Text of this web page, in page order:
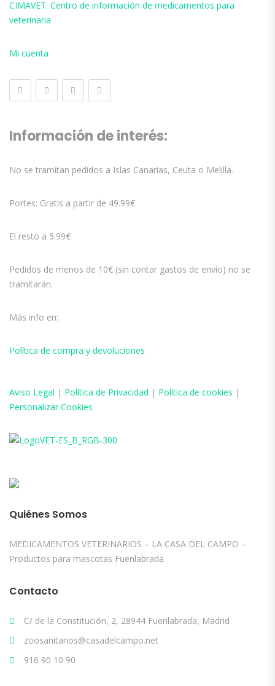
CIMAVET: Centro de información de medicamentos para
veterinaria
Mi cuenta
Información de interés:
No se tramitan pedidos a Islas Canarias, Ceuta o Melilla.
Portes: Gratis a partir de 49.99€
El resto a 5.99€
Pedidos de menos de 10€ (sin contar gastos de envío) no se
tramitarán.
Más info en:
Política de compra y devoluciones
Aviso Legal | Política de Privacidad | Política de cookies |
Personalizar Cookies
Quiénes Somos
MEDICAMENTOS VETERINARIOS – LA CASA DEL CAMPO –
Productos para mascotas Fuenlabrada
Contacto
C/ de la Constitución, 2, 28944 Fuenlabrada, Madrid
zoosanitarios@casadelcampo.net
916 90 10 90